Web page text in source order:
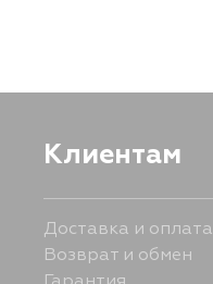
Клиентам
Доставка и оплата
Возврат и обмен